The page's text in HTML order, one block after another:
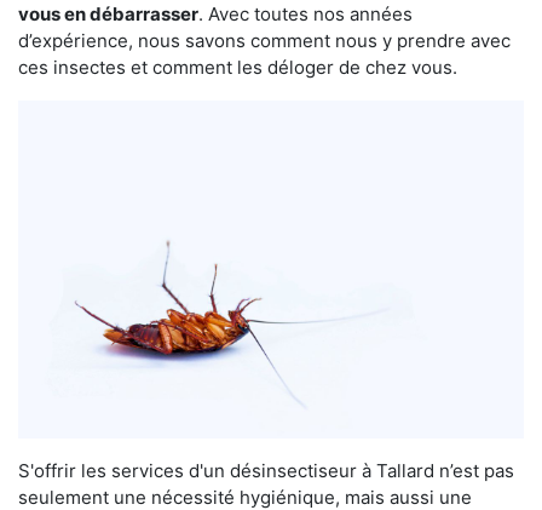
vous en débarrasser. Avec toutes nos années
d’expérience, nous savons comment nous y prendre avec
ces insectes et comment les déloger de chez vous.
S'offrir les services d'un désinsectiseur à Tallard n’est pas
seulement une nécessité hygiénique, mais aussi une